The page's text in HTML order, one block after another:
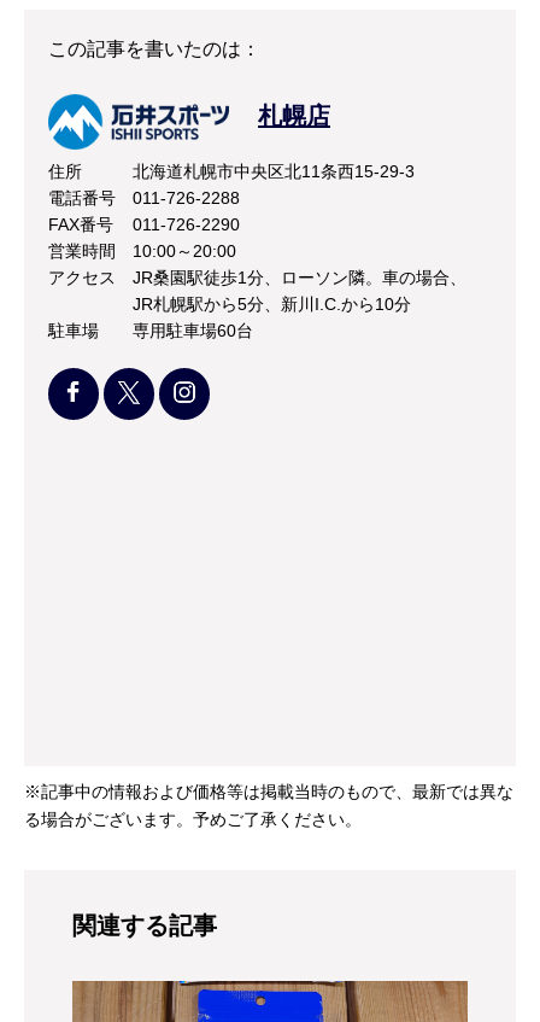
この記事を書いたのは：
札幌店
住所
北海道札幌市中央区北11条西15-29-3
電話番号
011-726-2288
FAX番号
011-726-2290
営業時間
10:00～20:00
アクセス
JR桑園駅徒歩1分、ローソン隣。車の場合、
JR札幌駅から5分、新川I.C.から10分
駐車場
専用駐車場60台
※記事中の情報および価格等は掲載当時のもので、最新では異な
る場合がございます。予めご了承ください。
関連する記事